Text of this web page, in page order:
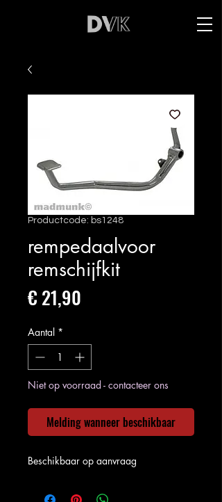
Productcode: bs1248
rempedaalvoor
remschijfkit
€ 21,90
Aantal *
Niet op voorraad - contacteer ons
Melding wanneer beschikbaar
Beschikbaar op aanvraag